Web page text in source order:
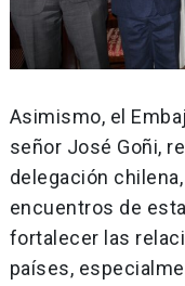
Asimismo, el
señor José Goñi,
delegación
encuentros de
fortalecer las
países,